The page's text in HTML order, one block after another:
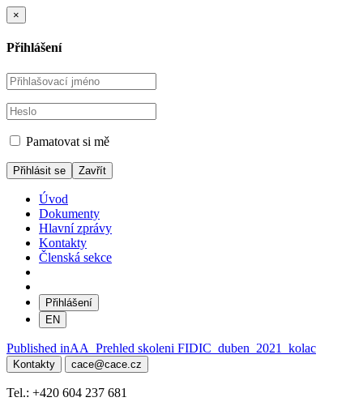
×
Přihlášení
Pamatovat si mě
Zavřít
Úvod
Dokumenty
Hlavní zprávy
Kontakty
Členská sekce
Přihlášení
EN
Navigace
pro
příspěvek
Published inAA_Prehled skoleni FIDIC_duben_2021_kolac
Kontakty cace@cace.cz
Tel.: +420 604 237 681